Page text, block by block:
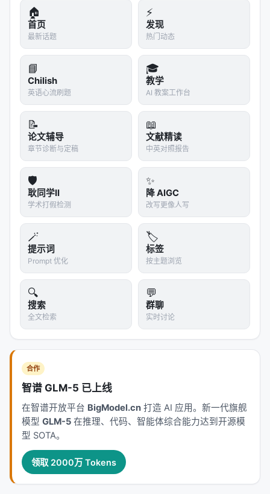
🏠
首页
最新话题
⚡
发现
热门动态
📘
Chilish
英语心流刷题
🎓
教学
AI 教案工作台
📝
论文辅导
章节诊断与定稿
📖
文献精读
中英对照报告
🛡️
耿同学II
学术打假检测
✨
降 AIGC
改写更像人写
🪄
提示词
Prompt 优化
🏷️
标签
按主题浏览
🔍
搜索
全文检索
💬
群聊
实时讨论
合作
智谱 GLM-5 已上线
在智谱开放平台 BigModel.cn 打造 AI 应用。新一代旗舰
模型 GLM-5 在推理、代码、智能体综合能力达到开源模
型 SOTA。
领取 2000万 Tokens